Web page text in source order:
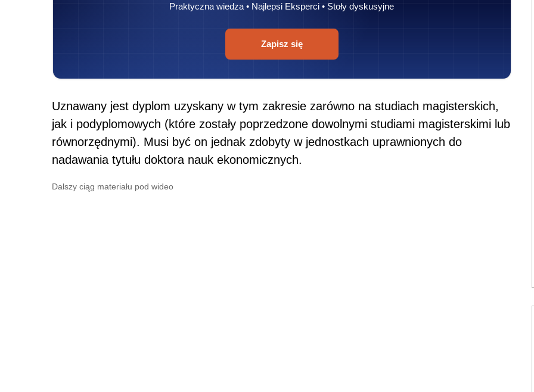
Praktyczna wiedza • Najlepsi Eksperci • Stoły dyskusyjne
Zapisz się
Uznawany jest dyplom uzyskany w tym zakresie zarówno na studiach magisterskich,
jak i podyplomowych (które zostały poprzedzone dowolnymi studiami magisterskimi lub
równorzędnymi). Musi być on jednak zdobyty w jednostkach uprawnionych do
nadawania tytułu doktora nauk ekonomicznych.
Dalszy ciąg materiału pod wideo